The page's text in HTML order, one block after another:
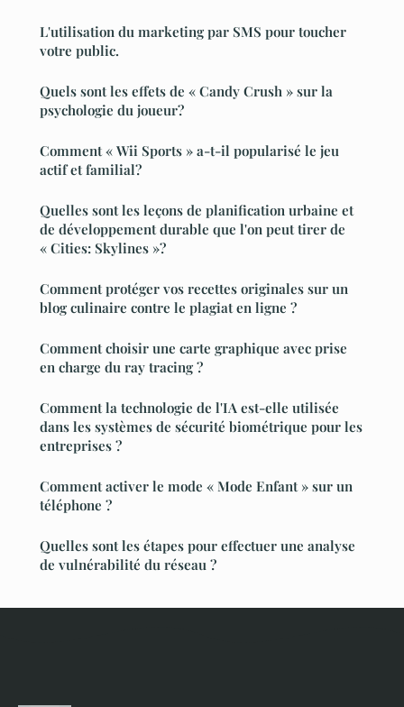
L'utilisation du marketing par SMS pour toucher
votre public.
Quels sont les effets de « Candy Crush » sur la
psychologie du joueur?
Comment « Wii Sports » a-t-il popularisé le jeu
actif et familial?
Quelles sont les leçons de planification urbaine et
de développement durable que l'on peut tirer de
« Cities: Skylines »?
Comment protéger vos recettes originales sur un
blog culinaire contre le plagiat en ligne ?
Comment choisir une carte graphique avec prise
en charge du ray tracing ?
Comment la technologie de l'IA est-elle utilisée
dans les systèmes de sécurité biométrique pour les
entreprises ?
Comment activer le mode « Mode Enfant » sur un
téléphone ?
Quelles sont les étapes pour effectuer une analyse
de vulnérabilité du réseau ?